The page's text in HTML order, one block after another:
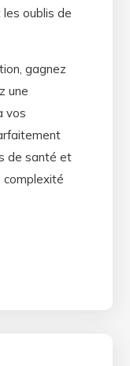
oublis de
gagnez
une
vos
de santé et
complexité